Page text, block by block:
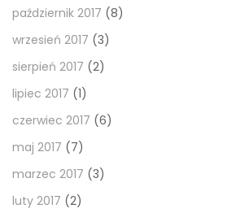
październik 2017 (8)
wrzesień 2017 (3)
sierpień 2017 (2)
lipiec 2017 (1)
czerwiec 2017 (6)
maj 2017 (7)
marzec 2017 (3)
luty 2017 (2)